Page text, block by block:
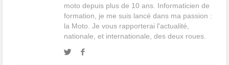
moto depuis plus de 10 ans. Informaticien de
formation, je me suis lancé dans ma passion :
la Moto. Je vous rapporterai l'actualité,
nationale, et internationale, des deux roues.